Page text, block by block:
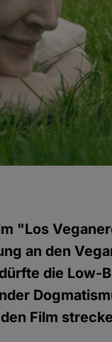
"Los
an den
die Low-
Film